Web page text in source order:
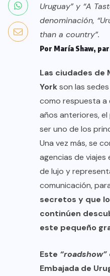
Uruguay” y “A
denominación,
than a country”.
Por María Shaw,
Las ciudades de
Yorkson las
como respuesta a
años anteriores,
ser uno de los
Una vez más, se
agencias de
de lujo y
comunicación,
secretos y que
continúen
este pequeño
Este “roadshow”
Embajada de